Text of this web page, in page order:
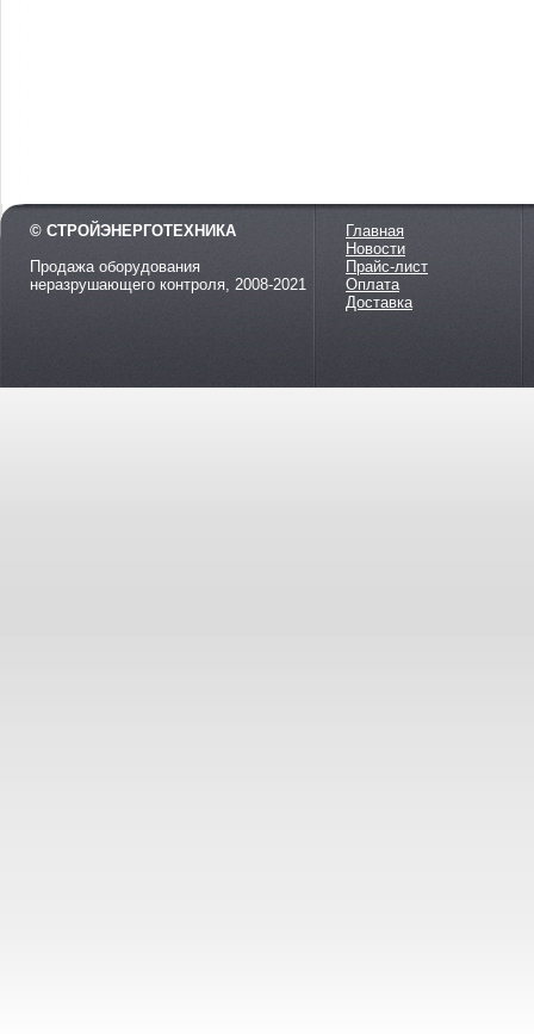
© СТРОЙЭНЕРГОТЕХНИКА
Продажа оборудования
неразрушающего контроля, 2008-2021
Главная
Новости
Прайс-лист
Оплата
Доставка